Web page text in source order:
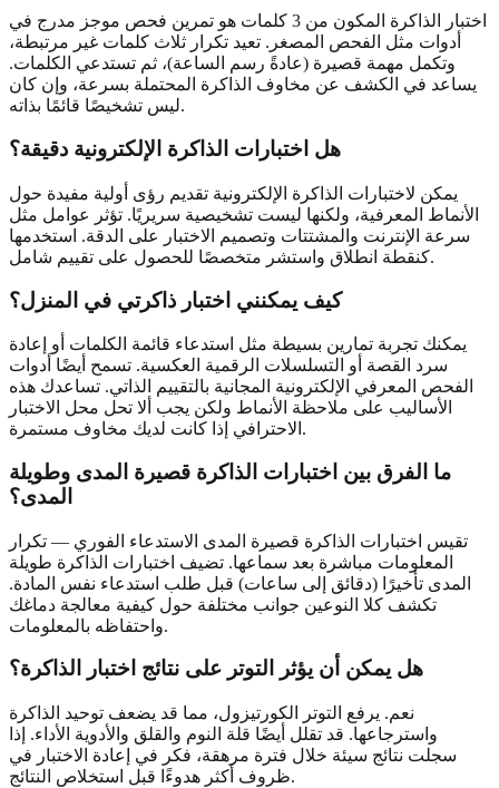
اختبار الذاكرة المكون من 3 كلمات هو تمرين فحص موجز مدرج في
أدوات مثل الفحص المصغر. تعيد تكرار ثلاث كلمات غير مرتبطة،
وتكمل مهمة قصيرة (عادةً رسم الساعة)، ثم تستدعي الكلمات.
يساعد في الكشف عن مخاوف الذاكرة المحتملة بسرعة، وإن كان
ليس تشخيصًا قائمًا بذاته.
هل اختبارات الذاكرة الإلكترونية دقيقة؟
يمكن لاختبارات الذاكرة الإلكترونية تقديم رؤى أولية مفيدة حول
الأنماط المعرفية، ولكنها ليست تشخيصية سريريًا. تؤثر عوامل مثل
سرعة الإنترنت والمشتتات وتصميم الاختبار على الدقة. استخدمها
كنقطة انطلاق واستشر متخصصًا للحصول على تقييم شامل.
كيف يمكنني اختبار ذاكرتي في المنزل؟
يمكنك تجربة تمارين بسيطة مثل استدعاء قائمة الكلمات أو إعادة
سرد القصة أو التسلسلات الرقمية العكسية. تسمح أيضًا أدوات
الفحص المعرفي الإلكترونية المجانية بالتقييم الذاتي. تساعدك هذه
الأساليب على ملاحظة الأنماط ولكن يجب ألا تحل محل الاختبار
الاحترافي إذا كانت لديك مخاوف مستمرة.
ما الفرق بين اختبارات الذاكرة قصيرة المدى وطويلة
المدى؟
تقيس اختبارات الذاكرة قصيرة المدى الاستدعاء الفوري — تكرار
المعلومات مباشرة بعد سماعها. تضيف اختبارات الذاكرة طويلة
المدى تأخيرًا (دقائق إلى ساعات) قبل طلب استدعاء نفس المادة.
تكشف كلا النوعين جوانب مختلفة حول كيفية معالجة دماغك
واحتفاظه بالمعلومات.
هل يمكن أن يؤثر التوتر على نتائج اختبار الذاكرة؟
نعم. يرفع التوتر الكورتيزول، مما قد يضعف توحيد الذاكرة
واسترجاعها. قد تقلل أيضًا قلة النوم والقلق والأدوية الأداء. إذا
سجلت نتائج سيئة خلال فترة مرهقة، فكر في إعادة الاختبار في
ظروف أكثر هدوءًا قبل استخلاص النتائج.